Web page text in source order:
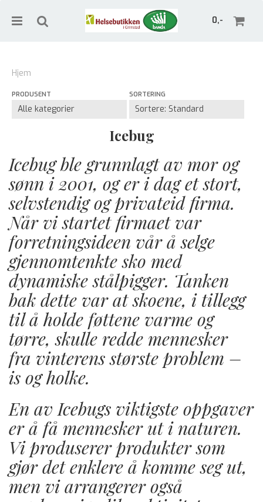
0,-
Hjem
PRODUSENT SORTERING
Icebug
Icebug ble grunnlagt av mor og
sønn i 2001, og er i dag et stort,
selvstendig og privateid firma.
Når vi startet firmaet var
forretningsideen vår å selge
gjennomtenkte sko med
dynamiske stålpigger. Tanken
bak dette var at skoene, i tillegg
til å holde føttene varme og
tørre, skulle redde mennesker
fra vinterens største problem –
is og holke.
En av Icebugs viktigste oppgaver
er å få mennesker ut i naturen.
Vi produserer produkter som
gjør det enklere å komme seg ut,
men vi arrangerer også